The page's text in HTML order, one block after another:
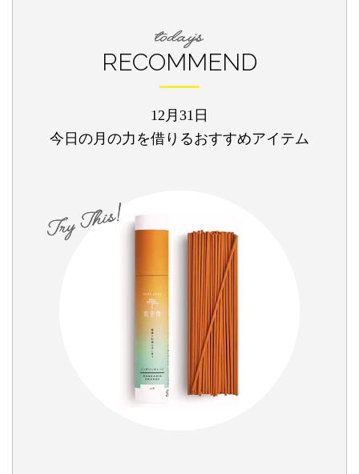
RECOMMEND
12月31日
今日の月の力を借りるおすすめアイテム